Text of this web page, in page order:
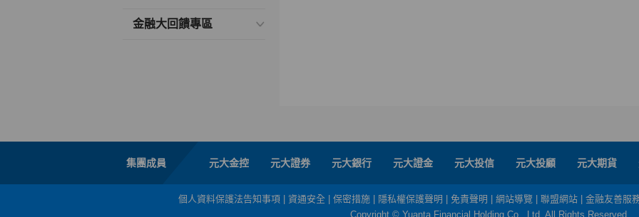
金融大回饋專區
集團成員 元大金控 元大證券 元大銀行 元大證金 元大投信 元大投顧 元大期貨
個人資料保護法告知事項 資通安全 保密措施 隱私權保護聲明 免責聲明 網站導覽 聯盟網站
金融友善服
Copyright © Yuanta Financial Holding Co., Ltd. All Rights Reserved.